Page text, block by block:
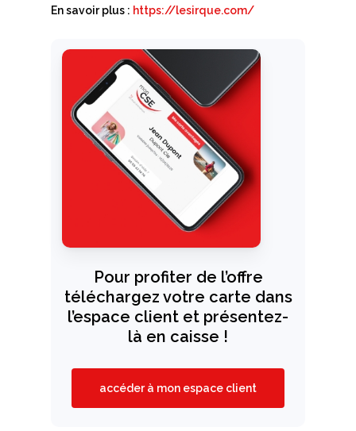
En savoir plus : https://lesirque.com/
Pour profiter de l’offre
téléchargez votre carte dans
l’espace client et présentez-
là en caisse !
accéder à mon espace client